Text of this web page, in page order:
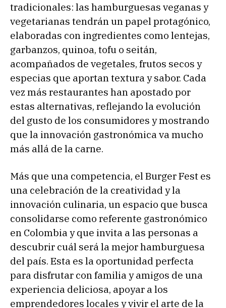
tradicionales: las hamburguesas veganas y
vegetarianas tendrán un papel protagónico,
elaboradas con ingredientes como lentejas,
garbanzos, quinoa, tofu o seitán,
acompañados de vegetales, frutos secos y
especias que aportan textura y sabor. Cada
vez más restaurantes han apostado por
estas alternativas, reflejando la evolución
del gusto de los consumidores y mostrando
que la innovación gastronómica va mucho
más allá de la carne.
Más que una competencia, el Burger Fest es
una celebración de la creatividad y la
innovación culinaria, un espacio que busca
consolidarse como referente gastronómico
en Colombia y que invita a las personas a
descubrir cuál será la mejor hamburguesa
del país. Esta es la oportunidad perfecta
para disfrutar con familia y amigos de una
experiencia deliciosa, apoyar a los
emprendedores locales y vivir el arte de la